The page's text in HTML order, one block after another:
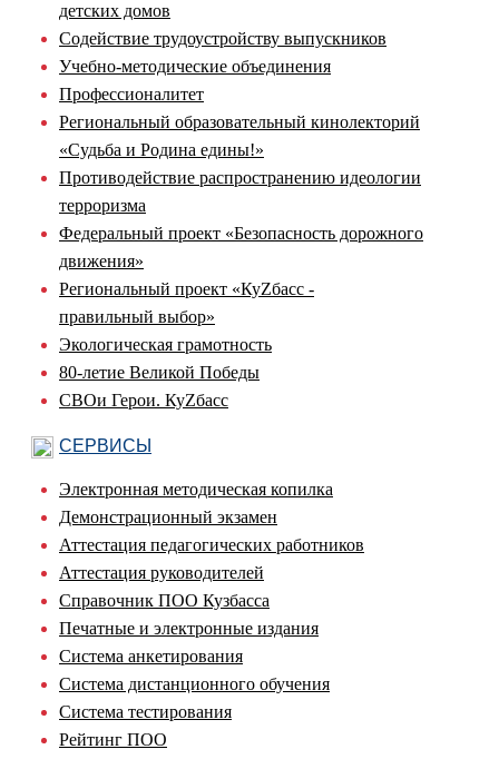
детских домов
Содействие трудоустройству выпускников
Учебно-методические объединения
Профессионалитет
Региональный образовательный кинолекторий
«Судьба и Родина едины!»
Противодействие распространению идеологии
терроризма
Федеральный проект «Безопасность дорожного
движения»
Региональный проект «КуZбасс -
правильный выбор»
Экологическая грамотность
80-летие Великой Победы
СВОи Герои. КуZбасс
СЕРВИСЫ
Электронная методическая копилка
Демонстрационный экзамен
Аттестация педагогических работников
Аттестация руководителей
Справочник ПОО Кузбасса
Печатные и электронные издания
Система анкетирования
Система дистанционного обучения
Система тестирования
Рейтинг ПОО